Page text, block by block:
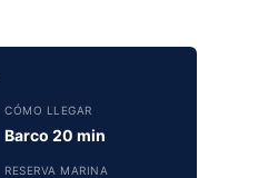
CÓMO LLEGAR
Barco 20 min
RESERVA MARINA